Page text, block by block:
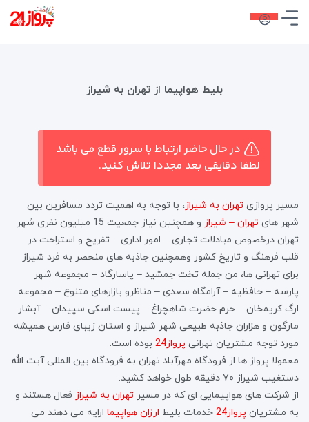
بلیط هواپیما از تهران به شیراز
در حال حاضر ارتباط با سرور قطع می باشد
لطفا دقایقی بعد مجددا تلاش کنید.
مسیر پروازی تهران به شیراز، با توجه به اهمیت تردد مسافرین بین
شهر های تهران – شیراز
و همچنین نیاز جمعیت 15 میلیون نفری شهر
تهران درخصوص مبادلات تجاری – امور اداری – تفریح و استراحت در
قلب فرهنگ و تاریخ کشور وهمچنین جاذبه های منحصر به فرد شیراز
برای تهرانی ها، من جمله تخت جمشید – پاسارگاد – مجموعه شهر
پارسه – حافظیه – آرامگاه سعدی – مناظرو بازارهای متنوع – مجموعه
ارگ کریمخان – حرم حضرت شاهچراغ – پیست اسکی سپیدان – آبشار
مارگون و هزاران جاذبه طبیعی شهر شیراز و استان زیبای فارس همیشه
مورد توجه مشتریان تهرانی پرواز24
بوده است.
معمولا پرواز ها از فرودگاه مهرآباد تهران به فرودگاه بین المللی آیت الله
دستغیب شیراز ۷۰ دقیقه طول خواهد کشید.
از شرکت های هواپیمایی ای که در مسیر تهران به شیراز فعال هستند و
به مشتریان پرواز24 خدمات بلیط ارزان هواپیما ارایه می دهند می